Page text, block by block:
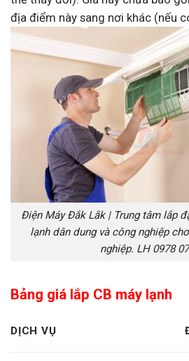
địa điểm này sang nơi khác (nếu
Điện Máy Đắk Lắk | Trung tâm lắp
lạnh dân dung và công nghiệp
nghiệp. LH 0978
Bảng giá lắp CB máy lạnh
DỊCH VỤ